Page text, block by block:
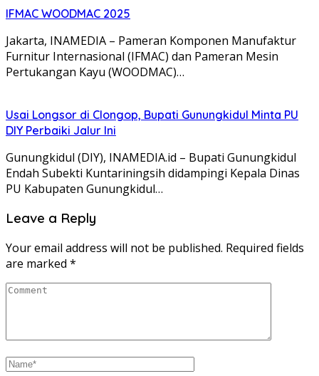
IFMAC WOODMAC 2025
Jakarta, INAMEDIA – Pameran Komponen Manufaktur
Furnitur Internasional (IFMAC) dan Pameran Mesin
Pertukangan Kayu (WOODMAC)…
Usai Longsor di Clongop, Bupati Gunungkidul Minta PU
DIY Perbaiki Jalur Ini
Gunungkidul (DIY), INAMEDIA.id – Bupati Gunungkidul
Endah Subekti Kuntariningsih didampingi Kepala Dinas
PU Kabupaten Gunungkidul…
Leave a Reply
Your email address will not be published. Required fields
are marked *